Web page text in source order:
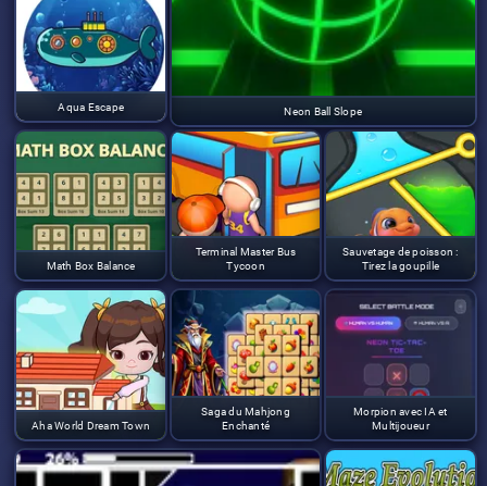
Neon Ball Slope
Aqua Escape
Math Box Balance
Terminal Master Bus
Tycoon
Sauvetage de poisson :
Tirez la goupille
Aha World Dream Town
Saga du Mahjong
Enchanté
Morpion avec IA et
Multijoueur